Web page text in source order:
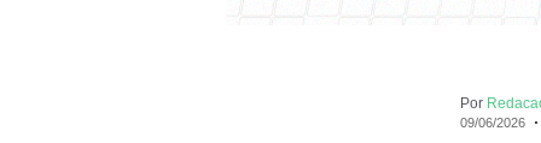
Por
09/06/2026